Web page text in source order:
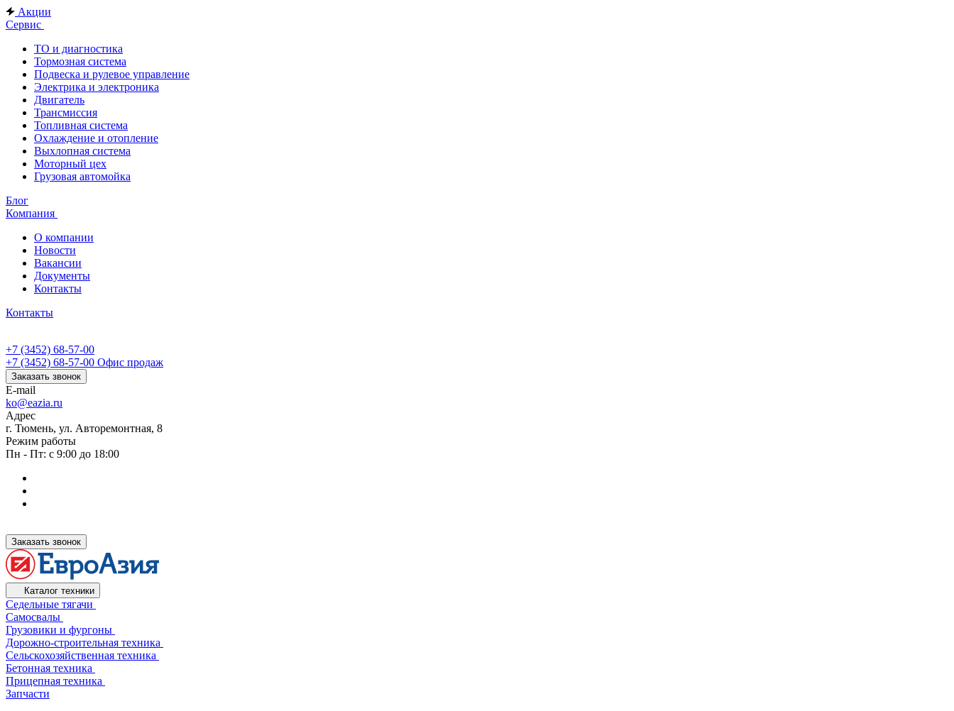
Акции
Сервис
ТО и диагностика
Тормозная система
Подвеска и рулевое управление
Электрика и электроника
Двигатель
Трансмиссия
Топливная система
Охлаждение и отопление
Выхлопная система
Моторный цех
Грузовая автомойка
Блог
Компания
О компании
Новости
Вакансии
Документы
Контакты
Контакты
+7 (3452) 68-57-00
+7 (3452) 68-57-00 Офис продаж
Заказать звонок
E-mail
ko@eazia.ru
Адрес
г. Тюмень, ул. Авторемонтная, 8
Режим работы
Пн - Пт: с 9:00 до 18:00
Заказать звонок
Каталог техники
Седельные тягачи
Самосвалы
Грузовики и фургоны
Дорожно-строительная техника
Сельскохозяйственная техника
Бетонная техника
Прицепная техника
Запчасти